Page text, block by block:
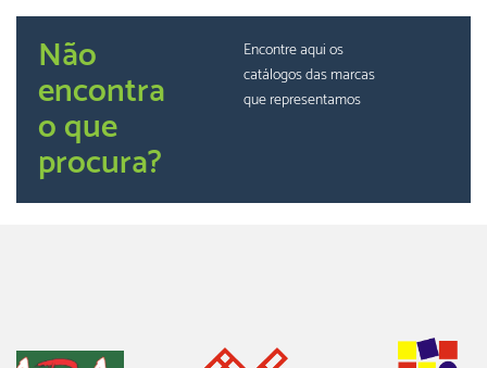
Não
encontra
o que
procura?
Encontre aqui os
catálogos das marcas
que representamos